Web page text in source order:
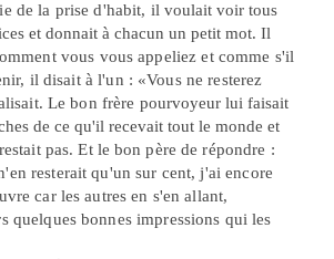
de la prise d'habit, ilvoulait voir tous
et donnait à chacun un petit mot. Il
vous vous appeliez et comme s'il
il disait à l'un : «Vous ne resterez
Le bon frère pourvoyeur lui faisait
de ce qu'il recevait tout le monde et
pas. Et le bon père de répondre :
resterait qu'un sur cent, j'ai encore
car les autres en s'en allant,
quelques bonnes impressions qui les